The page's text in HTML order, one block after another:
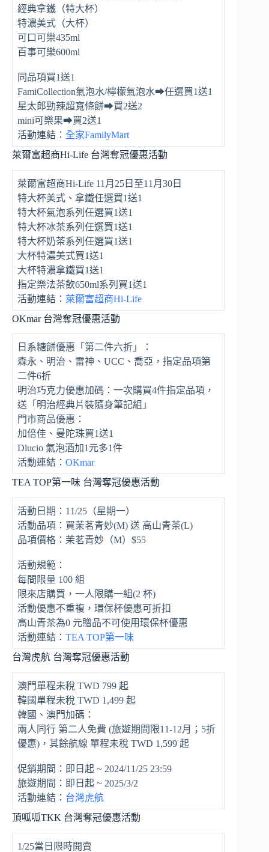
經典拿鐵（特大杯）
特濃美式（大杯）
可口可樂435ml
百事可樂600ml
同品項買1送1
FamiCollection氣泡水/檸檬氣泡水⮕任選買1送1
星太郎勁辣超寬條餅⮕買2送2
mini可樂果⮕買2送1
活動連結： 全家FamilyMart
萊爾富超商Hi-Life 台灣奪冠優惠活動
萊爾富超商Hi-Life 11月25日至11月30日
特大杯美式、拿鐵任選買1送1
特大杯氣泡系列任選買1送1
特大杯冰茶系列任選買1送1
特大杯奶茶系列任選買1送1
大杯特濃美式買1送1
大杯特濃拿鐵買1送1
指定樂法茶飲650ml系列買1送1
活動連結： 萊爾富超商Hi-Life
OKmar 台灣奪冠優惠活動
日系糖餅優惠「第二件六折」：
森永、明治、雷神、UCC、喬亞，指定品項第
二件6折
明治巧克力優惠加碼：一次購買4件指定品項，
送「明治經典片裝隨身筆記組」
門市商品優惠：
加倍佳、曼陀珠買1送1
Dlucio 氣泡酒加1元多1件
活動連結： OKmar
TEA TOP第一味 台灣奪冠優惠活動
活動日期：11/25（星期一）
活動品項：買茉茗青妙(M) 送 高山青茶(L)
品項價格：茉茗青妙（M）$55
活動規範：
每間限量 100 組
限來店購買，一人限購一組(2 杯)
活動優惠不重複，環保杯優惠可折扣
高山青茶為0 元贈品不可使用環保杯優惠
活動連結： TEA TOP第一味
台灣虎航 台灣奪冠優惠活動
澳門單程未稅 TWD 799 起
韓國單程未稅 TWD 1,499 起
韓國、澳門加碼：
兩人同行 第二人免費 (旅遊期間限11-12月；5折
優惠)，其餘航線 單程未稅 TWD 1,599 起
促銷期間：即日起 ~ 2024/11/25 23:59
旅遊期間：即日起 ~ 2025/3/2
活動連結： 台灣虎航
頂呱呱TKK 台灣奪冠優惠活動
1/25當日限時開賣